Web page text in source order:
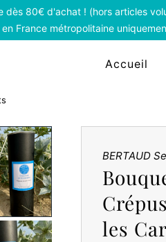
dès 80€ d'achat ! (hors articles
France métropolitaine
Accueil
BERTAUD
les